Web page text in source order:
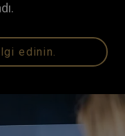
edinin.